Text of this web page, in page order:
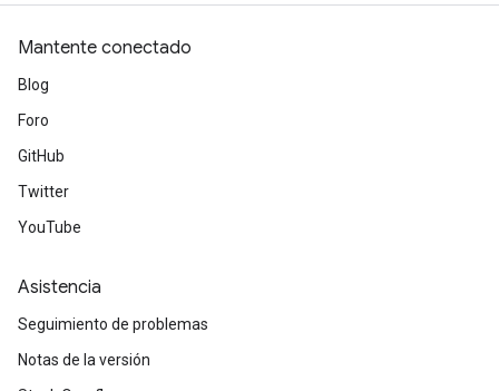
Mantente conectado
Blog
Foro
GitHub
Twitter
YouTube
Asistencia
Seguimiento de problemas
Notas de la versión